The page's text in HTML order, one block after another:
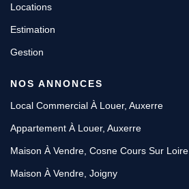
Locations
Estimation
Gestion
NOS ANNONCES
Local Commercial À Louer, Auxerre
Appartement À Louer, Auxerre
Maison À Vendre, Cosne Cours Sur Loire
Maison À Vendre, Joigny